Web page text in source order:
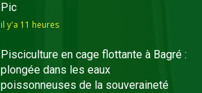
Pic
il y'a 11 heures
Pisciculture en cage flottante à Bagré :
plongée dans les eaux
poissonneuses de la souveraineté